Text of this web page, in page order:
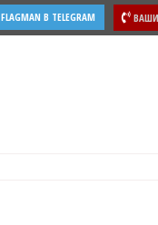
FLAGMAN В TELEGRAM